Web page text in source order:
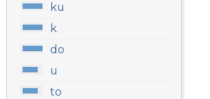
ku
k
do
u
to